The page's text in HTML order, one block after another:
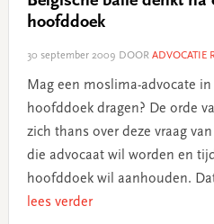
hoofddoek
30 september 2009 DOOR ADVOCATIE
Mag een moslima-advocate
hoofddoek dragen? De orde
zich thans over deze vraag
die advocaat wil worden en
hoofddoek wil aanhouden.
lees verder